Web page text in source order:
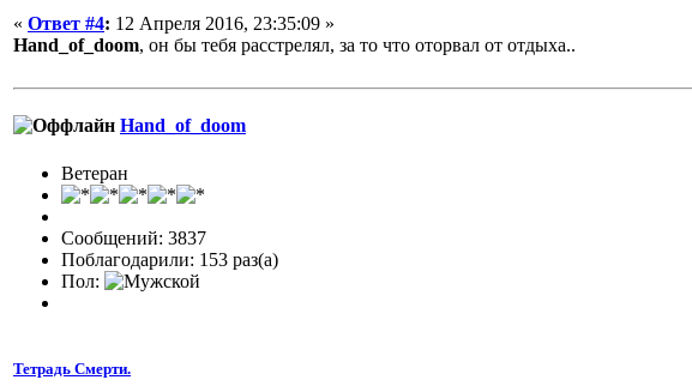
« Ответ #4: 12 Апреля 2016, 23:35:09 »
Hand_of_doom, он бы тебя расстрелял, за то что оторвал от отдыха..
Hand_of_doom
Ветеран
Сообщений: 3837
Поблагодарили: 153 раз(а)
Пол:
Тетрадь Смерти.